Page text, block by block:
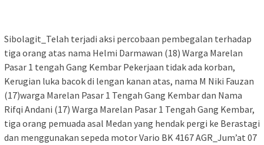
Sibolagit_Telah terjadi aksi percobaan pembegalan terhadap
tiga orang atas nama Helmi Darmawan (18) Warga Marelan
Pasar 1 tengah Gang Kembar Pekerjaan tidak ada korban,
Kerugian luka bacok di lengan kanan atas, nama M Niki Fauzan
(17)warga Marelan Pasar 1 Tengah Gang Kembar dan Nama
Rifqi Andani (17) Warga Marelan Pasar 1 Tengah Gang Kembar,
tiga orang pemuada asal Medan yang hendak pergi ke Berastagi
dan menggunakan sepeda motor Vario BK 4167 AGR_Jum’at 07